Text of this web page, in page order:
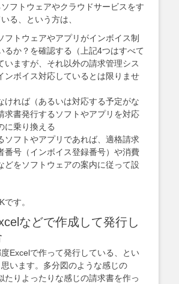
フトウェアやクラウドサービスをす
る、という方は、
フトウェアやアプリがインボイス制
るか？を確認する（上記4つはすべて
いますが、それ以外の請求管理シス
ンボイス対応しているとは限りませ
ければ（あるいは対応する予定がな
求書発行するソフトやアプリを対応
に乗り換える
ソフトやアプリであれば、適格請求
番号（インボイス登録番号）や消費
どをソフトウェアの案内に従って設
す。
などで作成して発行し
Excelで作って発行している、とい
います。多分図のような感じの
たりよったりな感じの請求書を作っ